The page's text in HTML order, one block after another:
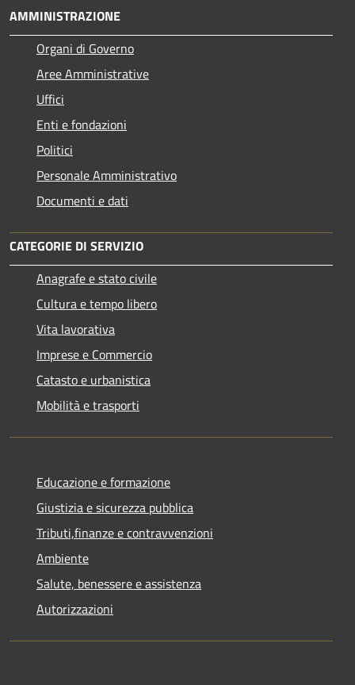
AMMINISTRAZIONE
Organi di Governo
Aree Amministrative
Uffici
Enti e fondazioni
Politici
Personale Amministrativo
Documenti e dati
CATEGORIE DI SERVIZIO
Anagrafe e stato civile
Cultura e tempo libero
Vita lavorativa
Imprese e Commercio
Catasto e urbanistica
Mobilità e trasporti
Educazione e formazione
Giustizia e sicurezza pubblica
Tributi,finanze e contravvenzioni
Ambiente
Salute, benessere e assistenza
Autorizzazioni